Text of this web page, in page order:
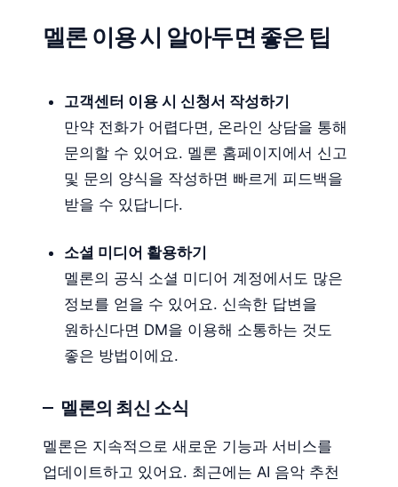
멜론 이용 시 알아두면 좋은 팁
고객센터 이용 시 신청서 작성하기
만약 전화가 어렵다면, 온라인 상담을 통해
문의할 수 있어요. 멜론 홈페이지에서 신고
및 문의 양식을 작성하면 빠르게 피드백을
받을 수 있답니다.
소셜 미디어 활용하기
멜론의 공식 소셜 미디어 계정에서도 많은
정보를 얻을 수 있어요. 신속한 답변을
원하신다면 DM을 이용해 소통하는 것도
좋은 방법이에요.
멜론의 최신 소식
멜론은 지속적으로 새로운 기능과 서비스를
업데이트하고 있어요. 최근에는 AI 음악 추천